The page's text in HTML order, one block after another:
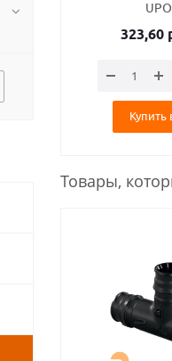
323,60
Купить
Товары,